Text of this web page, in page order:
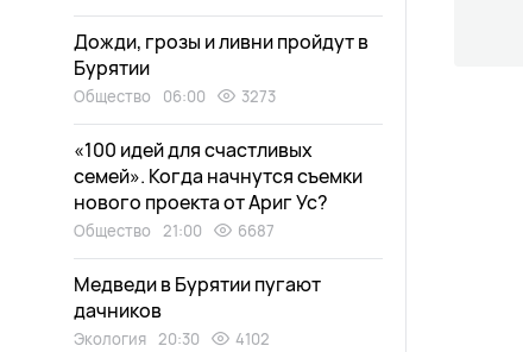
Дожди, грозы и ливни пройдут в
Бурятии
Общество 06:00 3273
«100 идей для счастливых
семей». Когда начнутся съемки
нового проекта от Ариг Ус?
Общество 21:00 6687
Медведи в Бурятии пугают
дачников
Экология 20:30 4102